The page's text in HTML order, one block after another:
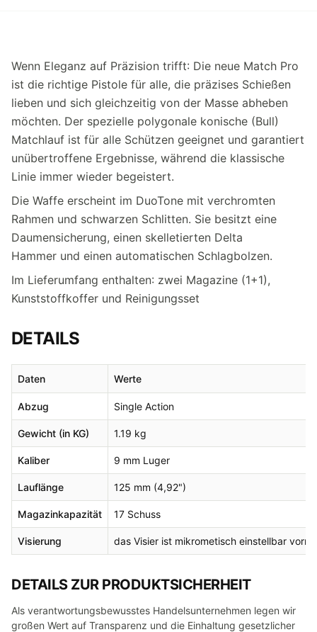
Wenn Eleganz auf Präzision trifft: Die neue Match Pro
ist die richtige Pistole für alle, die präzises Schießen
lieben und sich gleichzeitig von der Masse abheben
möchten. Der spezielle polygonale konische (Bull)
Matchlauf ist für alle Schützen geeignet und garantiert
unübertroffene Ergebnisse, während die klassische
Linie immer wieder begeistert.
Die Waffe erscheint im DuoTone mit verchromten
Rahmen und schwarzen Schlitten. Sie besitzt eine
Daumensicherung, einen skelletierten Delta
Hammer und einen automatischen Schlagbolzen.
Im Lieferumfang enthalten: zwei Magazine (1+1),
Kunststoffkoffer und Reinigungsset
DETAILS
Daten Werte
Abzug Single Action
Gewicht (in KG) 1.19 kg
Kaliber 9 mm Luger
Lauflänge 125 mm (4,92")
Magazinkapazität 17 Schuss
Visierung das Visier ist mikrometisch einstellbar
DETAILS ZUR PRODUKTSICHERHEIT
Als verantwortungsbewusstes Handelsunternehmen legen wir
großen Wert auf Transparenz und die Einhaltung gesetzlicher